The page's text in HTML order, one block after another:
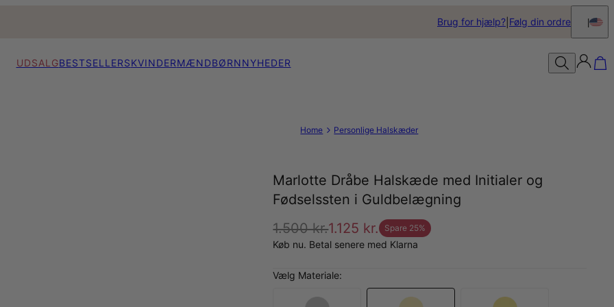
Brug for hjælp? Følg din ordre
UDSALGBESTSELLERSKVINDERMÆNDBØRNNYHEDER
Home Personlige Halskæder
Marlotte Dråbe Halskæde med Initialer og
Fødselssten i Guldbelægning
1.500 kr.1.125 kr. Spare 25%
Køb nu. Betal senere med Klarna
Vælg Materiale: